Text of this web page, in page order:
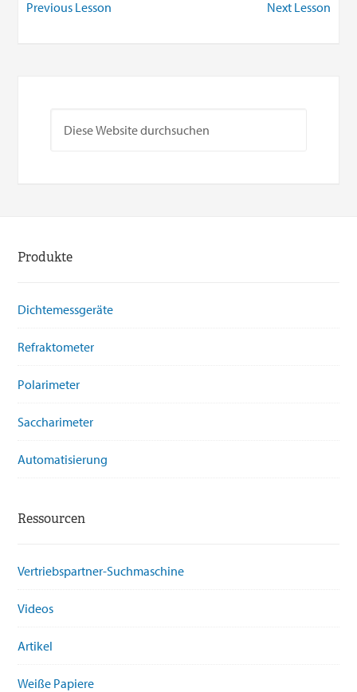
Previous Lesson Next Lesson
Produkte
Dichtemessgeräte
Refraktometer
Polarimeter
Saccharimeter
Automatisierung
Ressourcen
Vertriebspartner-Suchmaschine
Videos
Artikel
Weiße Papiere